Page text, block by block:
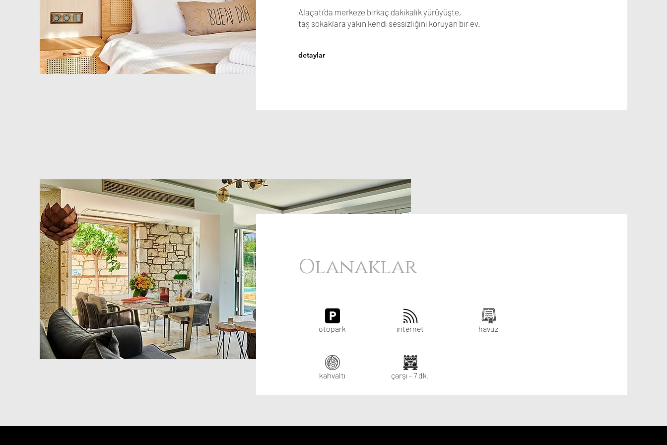
Alaçatı’da merkeze birkaç dakikalık yürüyüşte,
taş sokaklara yakın kendi sessizliğini koruyan bir ev.
detaylar
Olanaklar
otopark internet havuz
kahvaltı çarşı - 7 dk.